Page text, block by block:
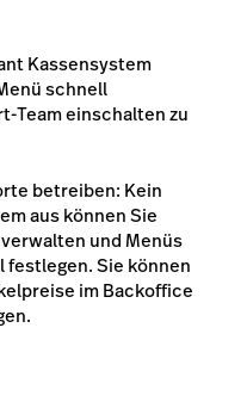
Kassensystem
schnell
Team einschalten zu
betreiben: Kein
aus können Sie
und Menüs
Sie können
im Backoffice